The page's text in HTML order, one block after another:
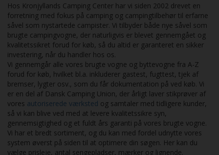
Hos Kronjyllands Camping Center har vi siden 2002 drevet en
forretning med fokus på camping og campingtilbehør til erfarne
såvel som nystartede campister. Vi tilbyder både nye såvel som
brugte campingvogne, der naturligvis er blevet gennemgået og
kvalitetssikret forud for køb, så du altid er garanteret en sikker
investering, når du handler hos os.
Vi gennemgår alle vores brugte vogne og byttevogne fra A-Z
forud for køb, hvilket bl.a. inkluderer gastest, fugttest, tjek af
bremser, lygter osv., som du får dokumentation på ved køb. Vi
er en del af Dansk Camping Union, der årligt laver stikprøver af
vores autoriserede værksted og samtaler med tidligere kunder,
så vi kan blive ved med at levere kvalitetssikre syn,
gennemsigtighed og et fuldt års garanti på vores brugte vogne.
Vi har et bredt sortiment, og du kan med fordel udnytte vores
system øverst på siden til at optimere din søgen. Her kan du
vælge prisleje, antal sengepladser, mærker og lignende.